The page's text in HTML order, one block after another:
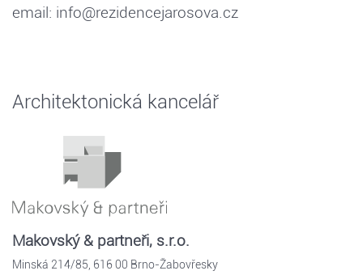
email: info@rezidencejarosova.cz
Architektonická kancelář
Makovský & partneři, s.r.o.
Minská 214/85, 616 00 Brno-Žabovřesky